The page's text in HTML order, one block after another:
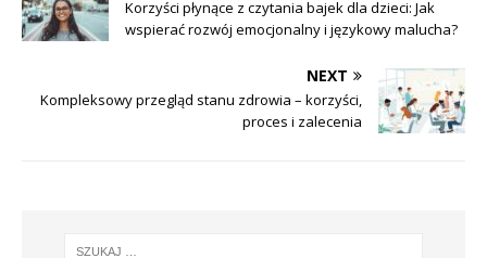
Korzyści płynące z czytania bajek dla dzieci: Jak
wspierać rozwój emocjonalny i językowy malucha?
NEXT
Kompleksowy przegląd stanu zdrowia – korzyści,
proces i zalecenia